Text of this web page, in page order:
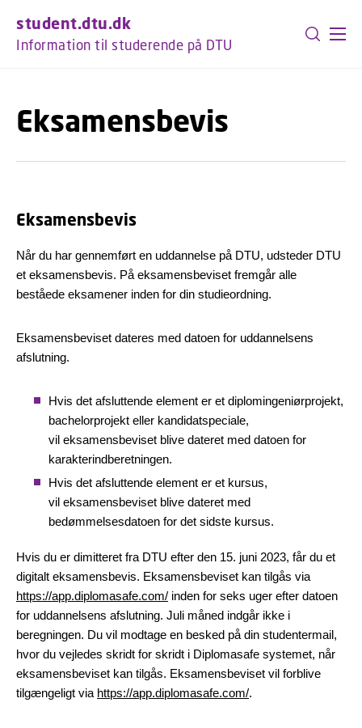
student.dtu.dk
Information til studerende på DTU
Eksamensbevis
Eksamensbevis
Når du har gennemført en uddannelse på DTU, udsteder DTU
et eksamensbevis. På eksamensbeviset fremgår alle
beståede eksamener inden for din studieordning.
Eksamensbeviset dateres med datoen for uddannelsens
afslutning.
Hvis det afsluttende element er et diplomingeniørprojekt,
bachelorprojekt eller kandidatspeciale,
vil eksamensbeviset blive dateret med datoen for
karakterindberetningen.
Hvis det afsluttende element er et kursus,
vil eksamensbeviset blive dateret med
bedømmelsesdatoen for det sidste kursus.
Hvis du er dimitteret fra DTU efter den 15. juni 2023, får du et
digitalt eksamensbevis. Eksamensbeviset kan tilgås via
https://app.diplomasafe.com/ inden for seks uger efter datoen
for uddannelsens afslutning. Juli måned indgår ikke i
beregningen. Du vil modtage en besked på din studentermail,
hvor du vejledes skridt for skridt i Diplomasafe systemet, når
eksamensbeviset kan tilgås. Eksamensbeviset vil forblive
tilgængeligt via https://app.diplomasafe.com/.